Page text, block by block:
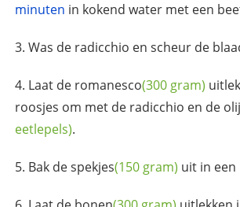
minuten in kokend water met een
Was de radicchio en scheur de
Laat de romanesco(300 gram)
roosjes om met de radicchio en de
eetlepels).
Bak despekjes(150 gram) uit in een